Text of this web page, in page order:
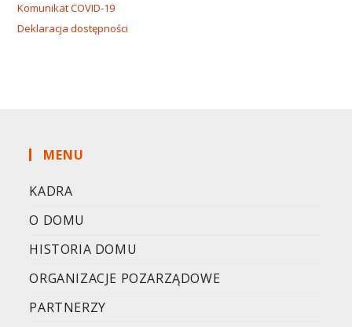
Komunikat COVID-19
Deklaracja dostępności
MENU
KADRA
O DOMU
HISTORIA DOMU
ORGANIZACJE POZARZĄDOWE
PARTNERZY